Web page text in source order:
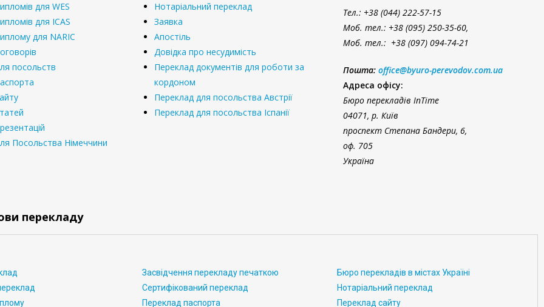
для WES
для ICAS
для NARIC
посольств
Посольства Німеччини
Нотаріальний переклад
Заявка
Апостіль
Довідка про несудимість
Переклад документів для роботи за
кордоном
Переклад для посольства Австрії
Переклад для посольства Іспанії
Тел.: +38 (044) 222-57-15
Моб. тел.: +38 (095) 250-35-60,
Моб. тел.: +38 (097) 094-74-21
Пошта: office@byuro-perevodov.com.ua
Адреса офісу:
Бюро перекладів InTime
04071, р. Київ
проспект Степана Бандери, 6,
оф. 705
Україна
перекладу
Засвідчення перекладу печаткою
Сертифікований переклад
Переклад паспорта
Бюро перекладів в містах Україні
Нотаріальний переклад
Переклад сайту